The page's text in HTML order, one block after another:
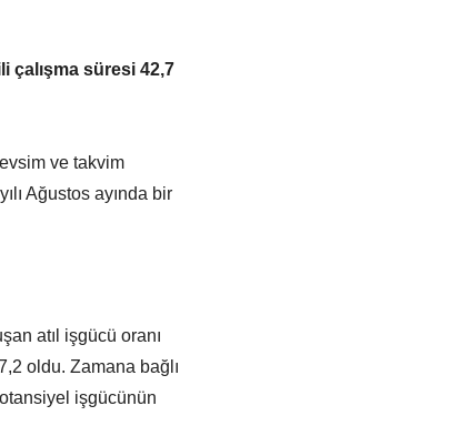
çalışma süresi 42,7
ve takvim
Ağustos ayında bir
atıl işgücü oranı
oldu. Zamana bağlı
işgücünün